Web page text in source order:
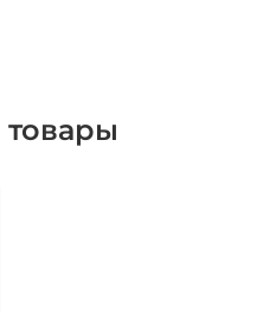
в горизонтальном, так